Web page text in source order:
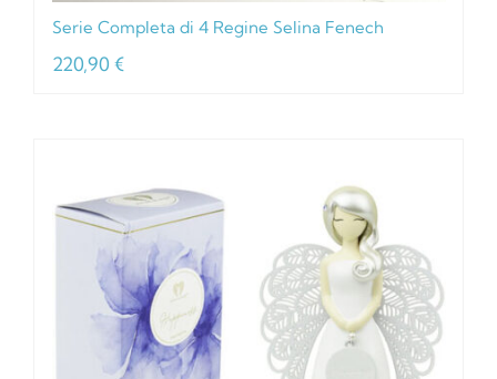
Serie Completa di 4 Regine Selina Fenech
220,90 €